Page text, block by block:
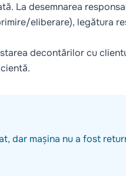
La desemnarea
eliberare), legătura
decontărilor cu
dar mașina nu a fost